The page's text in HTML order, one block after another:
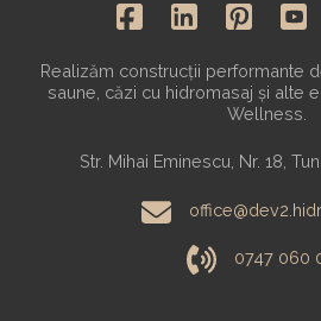
Realizăm construcții performante
saune, căzi cu hidromasaj și alte
Wellness.
Str. Mihai Eminescu, Nr. 18,
0747 060